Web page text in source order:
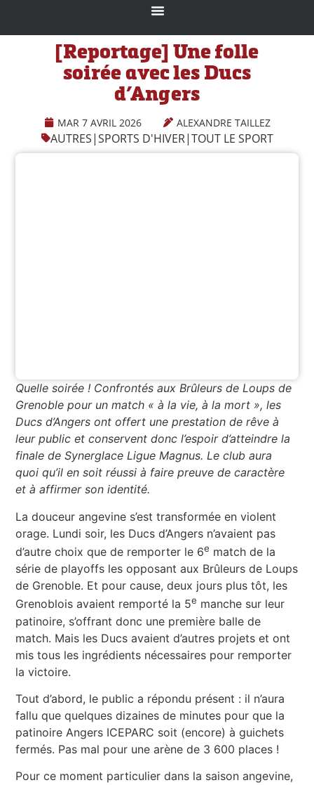
[Reportage] Une folle
soirée avec les Ducs
d’Angers
MAR 7 AVRIL 2026 ALEXANDRE TAILLEZ
AUTRES|SPORTS D'HIVER|TOUT LE SPORT
Quelle soirée ! Confrontés aux Brûleurs de Loups de
Grenoble pour un match « à la vie, à la mort », les
Ducs d’Angers ont offert une prestation de rêve à
leur public et conservent donc l’espoir d’atteindre la
finale de Synerglace Ligue Magnus. Le club aura
quoi qu’il en soit réussi à faire preuve de caractère
et à affirmer son identité.
La douceur angevine s’est transformée en violent
orage. Lundi soir, les Ducs d’Angers n’avaient pas
d’autre choix que de remporter le 6e match de la
série de playoffs les opposant aux Brûleurs de Loups
de Grenoble. Et pour cause, deux jours plus tôt, les
Grenoblois avaient remporté la 5e manche sur leur
patinoire, s’offrant donc une première balle de
match. Mais les Ducs avaient d’autres projets et ont
mis tous les ingrédients nécessaires pour remporter
la victoire.
Tout d’abord, le public a répondu présent : il n’aura
fallu que quelques dizaines de minutes pour que la
patinoire Angers ICEPARC soit (encore) à guichets
fermés. Pas mal pour une arène de 3 600 places !
Pour ce moment particulier dans la saison angevine,